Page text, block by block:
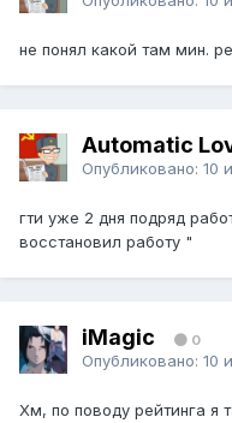
не понял какой там мин.
Automatic
Опубликовано: 10
гти уже 2 дня подряд
восстановил работу "
iMagic 0
Опубликовано: 10
Хм, по поводу рейтинга я